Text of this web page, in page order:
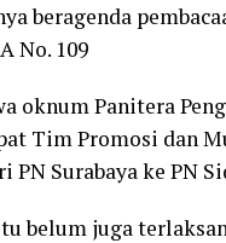
beragenda
No. 109
oknum Panitera
Tim Promosi dan
Surabaya ke PN
belum juga